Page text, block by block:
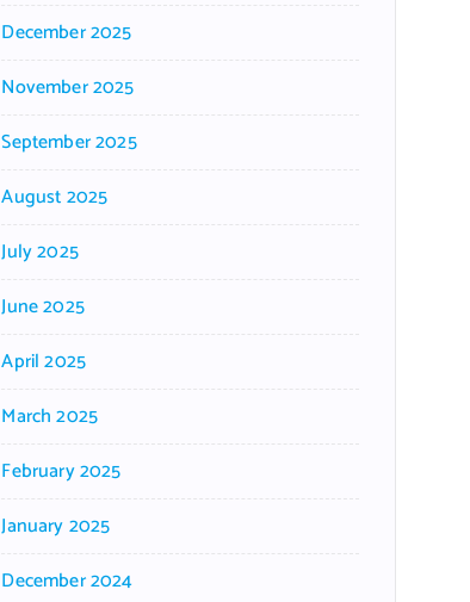
December 2025
November 2025
September 2025
August 2025
July 2025
June 2025
April 2025
March 2025
February 2025
January 2025
December 2024